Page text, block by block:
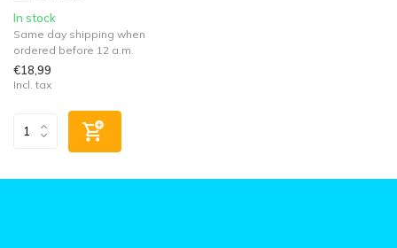
In stock
Same day shipping when
ordered before 12 a.m.
€18,99
Incl. tax